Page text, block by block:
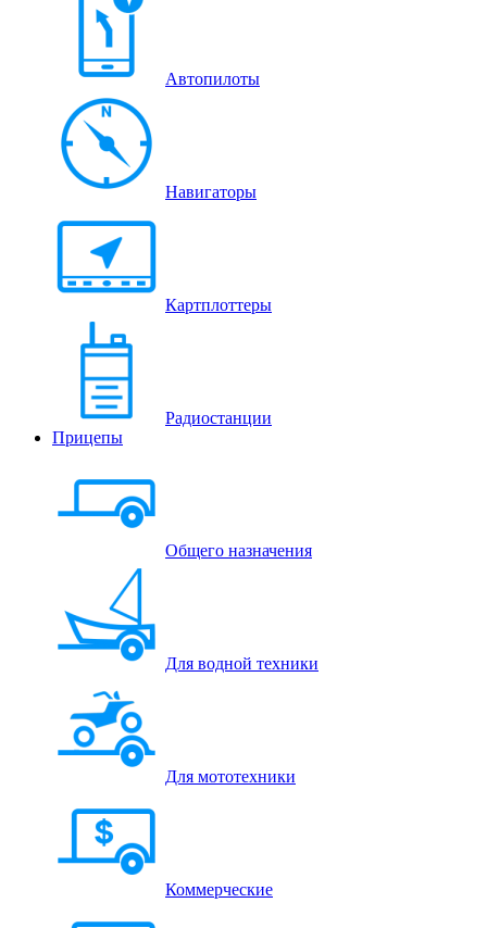
Автопилоты
Навигаторы
Картплоттеры
Радиостанции
Прицепы
Общего назначения
Для водной техники
Для мототехники
Коммерческие